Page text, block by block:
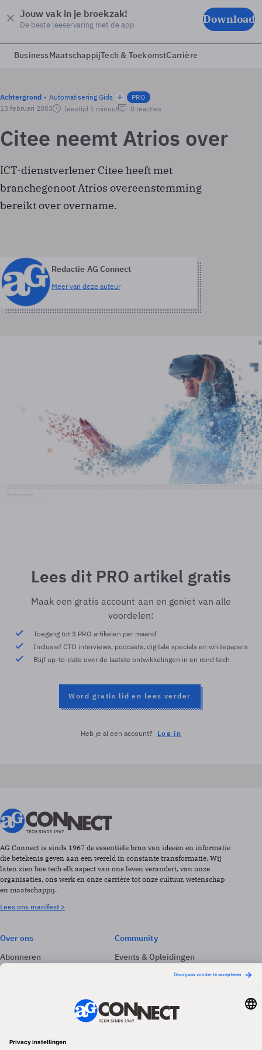
Jouw vak in je broekzak!
De beste leeservaring met de app Download
BusinessMaatschappijTech & ToekomstCarrière
Achtergrond Automatisering Gids
PRO
13 februari 2003
leestijd 1 minuut 0 reacties
Citee neemt Atrios over
ICT-dienstverlener Citee heeft met
branchegenoot Atrios overeenstemming
bereikt over overname.
Redactie AG Connect
Meer van deze auteur
Lees dit PRO artikel gratis
Maak een gratis account aan en geniet van alle
voordelen:
Toegang tot 3 PRO artikelen per maand
Inclusief CTO interviews, podcasts, digitale specials en whitepapers
Blijf up-to-date over de laatste ontwikkelingen in en rond tech
Word gratis lid en lees verder
Heb je al een account? Log in
AG Connect is sinds 1967 de essentiële bron van ideeën en informatie
die betekenis geven aan een wereld in constante transformatie. Wij
laten zien hoe tech elk aspect van ons leven verandert, van onze
organisaties, ons werk en onze carrière tot onze cultuur, wetenschap
en maatschappij.
Lees ons manifest >
Over ons
Abonneren
Adverteren
Community
Events & Opleidingen
Volg ons